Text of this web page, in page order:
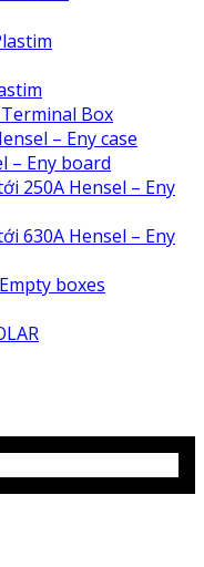
Terminal Box
– Eny case
– Eny board
250A Hensel – Eny
630A Hensel – Eny
boxes